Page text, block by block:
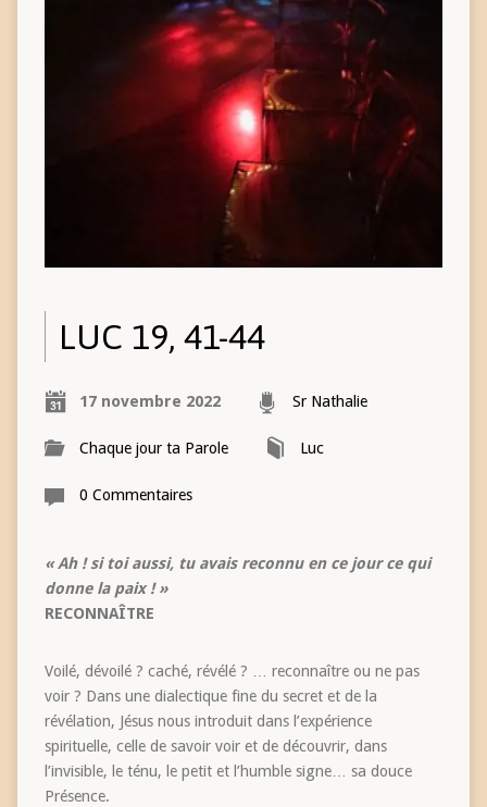
LUC 19, 41-44
17 novembre 2022 Sr Nathalie
Chaque jour ta Parole Luc
0 Commentaires
« Ah ! si toi aussi, tu avais reconnu en ce jour ce qui
donne la paix ! »
RECONNAÎTRE
Voilé, dévoilé ? caché, révélé ? … reconnaître ou ne pas
voir ? Dans une dialectique fine du secret et de la
révélation, Jésus nous introduit dans l’expérience
spirituelle, celle de savoir voir et de découvrir, dans
l’invisible, le ténu, le petit et l’humble signe… sa douce
Présence.